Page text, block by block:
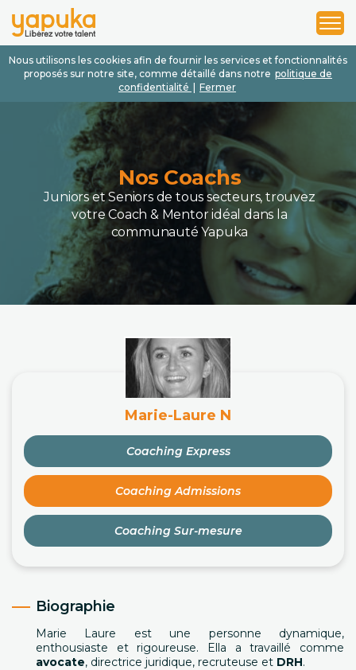
Nous utilisons les cookies afin de fournir les services et fonctionnalités
proposés sur notre site, comme détaillé dans notre politique de
confidentialité
Fermer
1
2
3
Nos Coachs
Juniors et Seniors de tous secteurs, trouvez
votre Coach & Mentor idéal dans la
communauté Yapuka
Marie-Laure N
Coaching Express
Coaching Admissions
Coaching Sur-mesure
Biographie
Marie Laure est une personne dynamique,
enthousiaste et rigoureuse. Ella a travaillé comme
avocate, directrice juridique, recruteuse et DRH.